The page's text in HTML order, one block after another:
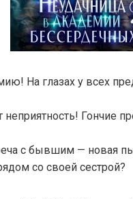
На глазах у всех
неприятность! Гончие
с бывшим — новая
со своей сестрой?